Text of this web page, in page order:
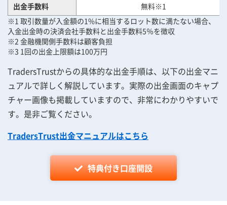
出金手数料
無料※1
※1 取引数量が入金額の1%に相当するロット数に満たない場合、
入金出金時の決済会社手数料と出金手数料5％を徴収
※2 金融機関側手数料は顧客負担
※3 1回の出金上限額は100万円
TradersTrustからの具体的な出金手順は、以下の出金マニ
ュアルで詳しく解説しています。実際の出金画面のキャプ
チャー画像も掲載していますので、非常にわかりやすいで
す。是非ご覧ください。
TradersTrust出金マニュアルはこちら
特典付き口座開設